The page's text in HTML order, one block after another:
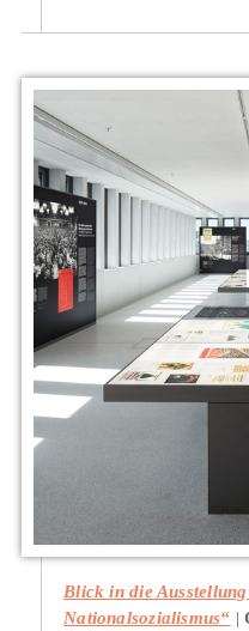
Blick in die
Nationalsozialismus“